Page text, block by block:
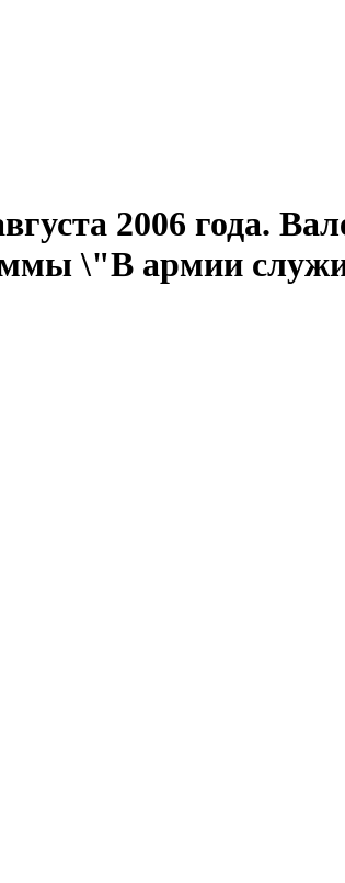
2006 года.
\"В армии